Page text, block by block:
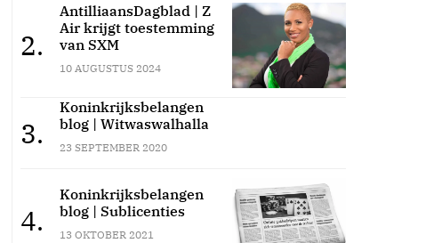
2.
AntilliaansDagblad | Z
Air krijgt toestemming
van SXM
10 AUGUSTUS 2024
3.
Koninkrijksbelangen
blog | Witwaswalhalla
23 SEPTEMBER 2020
4.
Koninkrijksbelangen
blog | Sublicenties
13 OKTOBER 2021